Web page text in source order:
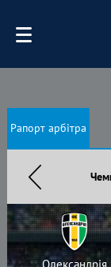
Рапорт арбітра